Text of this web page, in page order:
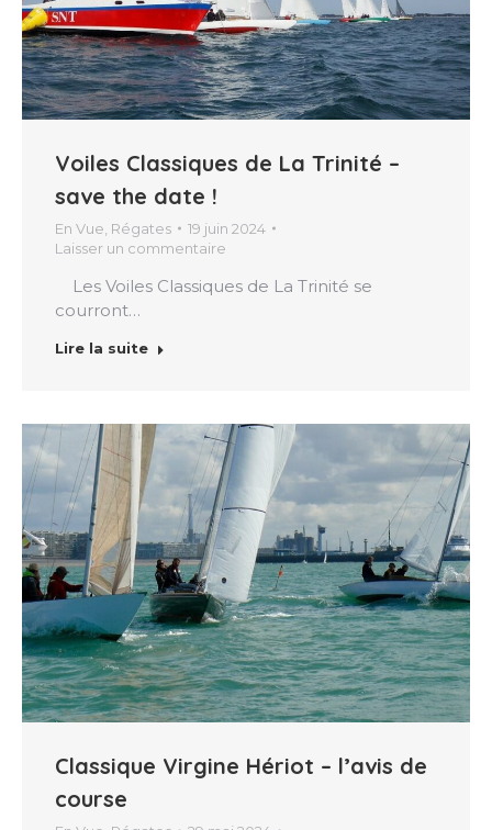
Voiles Classiques de La Trinité –
save the date !
En Vue Régates
19 juin 2024
Laisser un commentaire
Les Voiles Classiques de La Trinité se
courront…
Lire la suite
Classique Virgine Hériot – l’avis de
course